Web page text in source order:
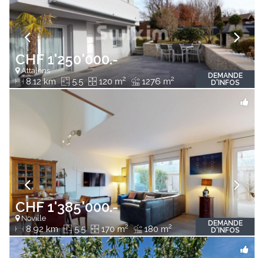
CHF 1'250'000.-
Attalens
8.12 km 5.5 120 m2 1276 m2
DEMANDE
D'INFOS
CHF 1'385'000.-
Noville
8.92 km 5.5 170 m2 180 m2
DEMANDE
D'INFOS